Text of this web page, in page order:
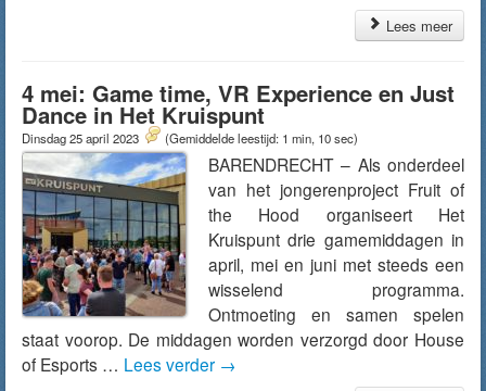
Lees meer
4 mei: Game time, VR Experience en Just
Dance in Het Kruispunt
Dinsdag 25 april 2023 (Gemiddelde leestijd: 1 min, 10 sec)
BARENDRECHT – Als onderdeel
van het jongerenproject Fruit of
the Hood organiseert Het
Kruispunt drie gamemiddagen in
april, mei en juni met steeds een
wisselend programma.
Ontmoeting en samen spelen
staat voorop. De middagen worden verzorgd door House
of Esports … Lees verder →